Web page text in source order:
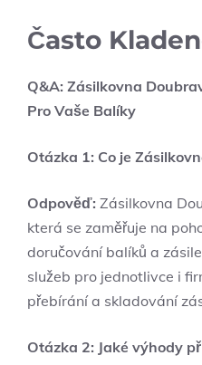
Často
Q&A: Zásilkovna
Pro Vaše Balíky
Otázka 1: Co je
Odpověď: Zásilkovna
která se zaměřuje na
doručování balíků a
služeb pro jednotlivce i
přebírání a skladování
Otázka 2: Jaké výhody